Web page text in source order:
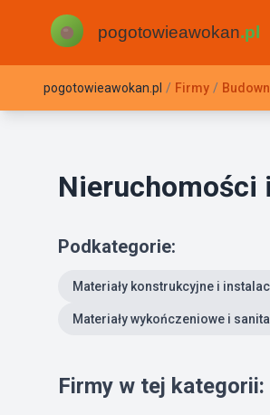
pogotowieawokan.pl / Firmy /
Nieruchomości
Podkategorie:
Materiały konstrukcyjne i
Materiały wykończeniowe i
Firmy w tej kategorii: